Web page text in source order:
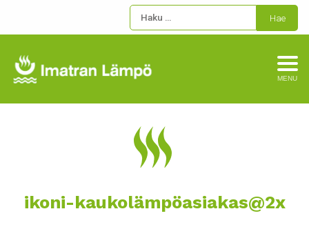
MENU
ikoni-kaukolämpöasiakas@2x